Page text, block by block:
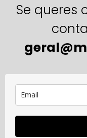
Se queres